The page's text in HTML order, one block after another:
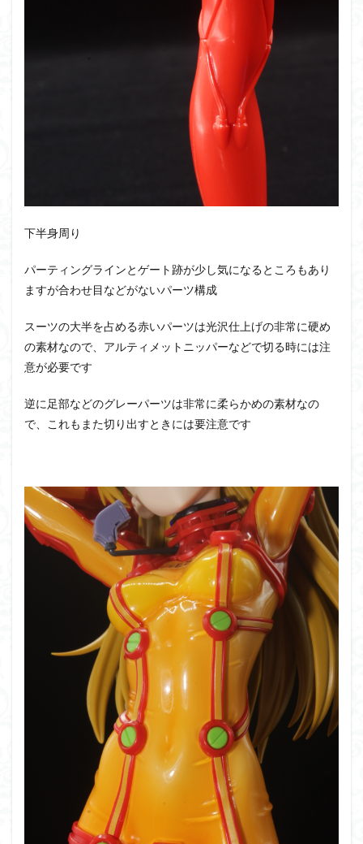
下半身周り
パーティングラインとゲート跡が少し気になるところもあり
ますが合わせ目などがないパーツ構成
スーツの大半を占める赤いパーツは光沢仕上げの非常に硬め
の素材なので、アルティメットニッパーなどで切る時には注
意が必要です
逆に足部などのグレーパーツは非常に柔らかめの素材なの
で、これもまた切り出すときには要注意です